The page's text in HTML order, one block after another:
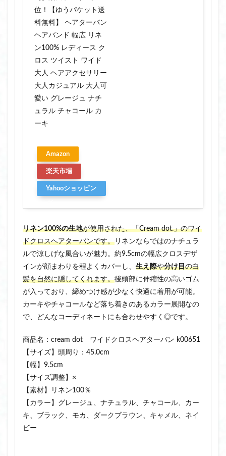
位！【ゆうパケット送
料無料】 ヘアターバン
ヘアバンド 幅広 リネ
ン100% レディース ク
ロス ツイスト ワイド
大人 ヘアアクセサリー
大人カジュアル 大人可
愛い グレージュ ナチ
ュラル チャコール カ
ーキ
Amazon
楽天市場
Yahooショッピン
リネン100%の生地が使用された、「Cream dot.」のワイ
ドクロスヘアターバンです。 リネンならではのナチュラ
ルで涼しげな風合いが魅力。約9.5cmの幅広クロスデザ
インが顔まわりを程よくカバーし、 生え際や分け目の白
髪を自然に隠してくれます。後頭部に伸縮性の高いゴム
が入っており、締めつけ感が少なく快適に着用が可能。
カーキやチャコールなど落ち着きのあるカラー展開なの
で、どんなコーディネートにも合わせやすく◎です。
商品名：cream dot ワイドクロスヘアターバン k00651
【サイズ】頭周り：45.0cm
【幅】9.5cm
【サイズ調整】×
【素材】リネン100％
【カラー】グレージュ、ナチュラル、チャコール、カー
キ、ブラック、モカ、ダークブラウン、キャメル、ネイ
ビー